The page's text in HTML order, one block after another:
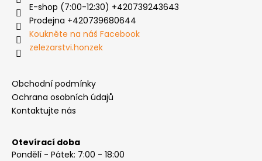
E-shop (7:00-12:30) +420739243643
Prodejna +420739680644
Koukněte na náš Facebook
zelezarstvi.honzek
Obchodní podmínky
Ochrana osobních údajů
Kontaktujte nás
Otevírací doba
Pondělí - Pátek: 7:00 - 18:00